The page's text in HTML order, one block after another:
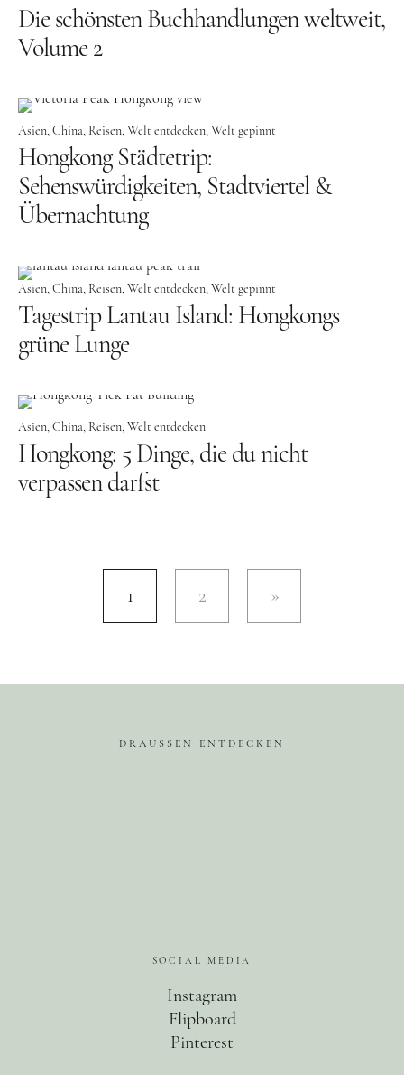
Italien
Zypern
Westeuropa
Belgien
Großbritannien
Gibraltar
Irland
Luxemburg
Niederlande
Naher Osten
Oman
Kolumne
MOIN, MOIN!
Die schönsten Buchhandlungen weltweit,
Volume 2
Asien China Reisen Welt entdecken Welt gepinnt
Hongkong Städtetrip:
Sehenswürdigkeiten, Stadtviertel &
Übernachtung
Asien China Reisen Welt entdecken Welt gepinnt
Tagestrip Lantau Island: Hongkongs
grüne Lunge
Asien China Reisen Welt entdecken
Hongkong: 5 Dinge, die du nicht
verpassen darfst
1 2
DRAUSSEN ENTDECKEN
SOCIAL MEDIA
Instagram
Flipboard
Pinterest